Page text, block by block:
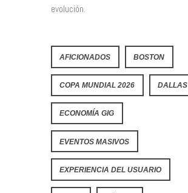
evolución.
AFICIONADOS BOSTON
COPA MUNDIAL 2026 DALLAS
ECONOMÍA GIG
EVENTOS MASIVOS
EXPERIENCIA DEL USUARIO